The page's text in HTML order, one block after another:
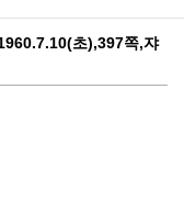
초),397쪽,쟈